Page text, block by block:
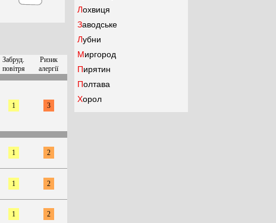
Забруд.
повітря
Ризик
алергії
1 3
1 2
1 2
1 2
Лохвиця
Заводське
Лубни
Миргород
Пирятин
Полтава
Хорол